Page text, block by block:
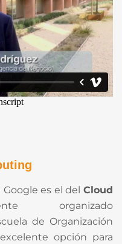
es el del Cloud
organizado
de Organización
opción para